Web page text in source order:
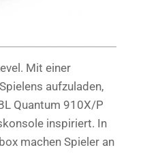
Mit einer
aufzuladen,
Quantum 910X/P
inspiriert. In
machen Spieler an